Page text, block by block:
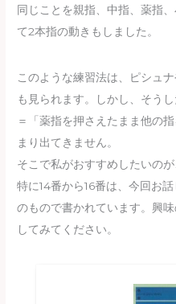
同じことを親指、中指、薬指
て2本指の動きもしました。
このような練習法は、ピシュ
も見られます。しかし、そう
＝「薬指を押さえたまま他の
まり出てきません。
そこで私がおすすめしたいのが
特に14番から16番は、今回お
のもので書かれています。興
してみてください。